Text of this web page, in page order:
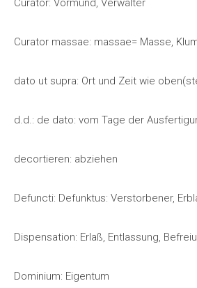
Curator: Vormund, Verwalter
Curator massae: massae= Masse,
dato ut supra: Ort und Zeit wie
d.d.: de dato: vom Tage der
decortieren: abziehen
Defuncti: Defunktus: Verstorbener,
Dispensation: Erlaß, Entlassung,
Dominium: Eigentum